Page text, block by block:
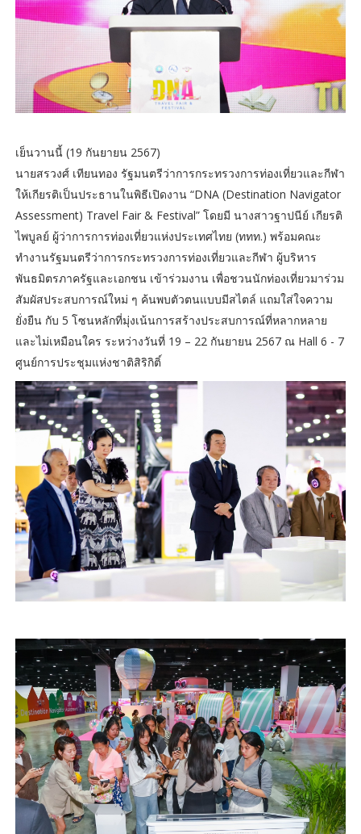
เย็นวานนี้ (19 กันยายน 2567)
นายสรวงศ์ เทียนทอง รัฐมนตรีว่าการกระทรวงการท่องเที่ยวและกีฬา
ให้เกียรติเป็นประธานในพิธีเปิดงาน “DNA (Destination Navigator
Assessment) Travel Fair & Festival” โดยมี นางสาวฐาปนีย์ เกียรติ
ไพบูลย์ ผู้ว่าการการท่องเที่ยวแห่งประเทศไทย (ททท.) พร้อมคณะ
ทำงานรัฐมนตรีว่าการกระทรวงการท่องเที่ยวและกีฬา ผู้บริหาร
พันธมิตรภาครัฐและเอกชน เข้าร่วมงาน เพื่อชวนนักท่องเที่ยวมาร่วม
สัมผัสประสบการณ์ใหม่ ๆ ค้นพบตัวตนแบบมีสไตล์ แถมใส่ใจความ
ยั่งยืน กับ 5 โซนหลักที่มุ่งเน้นการสร้างประสบการณ์ที่หลากหลาย
และไม่เหมือนใคร ระหว่างวันที่ 19 – 22 กันยายน 2567 ณ Hall 6 - 7
ศูนย์การประชุมแห่งชาติสิริกิติ์